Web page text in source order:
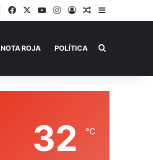
FacebookYouTubeInstagram
AccesoPublicación al
Barra lateral
NOTA ROJA POLÍTICA Buscar por
32 ℃